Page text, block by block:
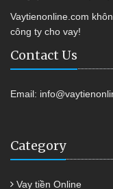
Vaytienonline.com
công ty cho vay!
Contact Us
Email:
Category
Vay tiền Online